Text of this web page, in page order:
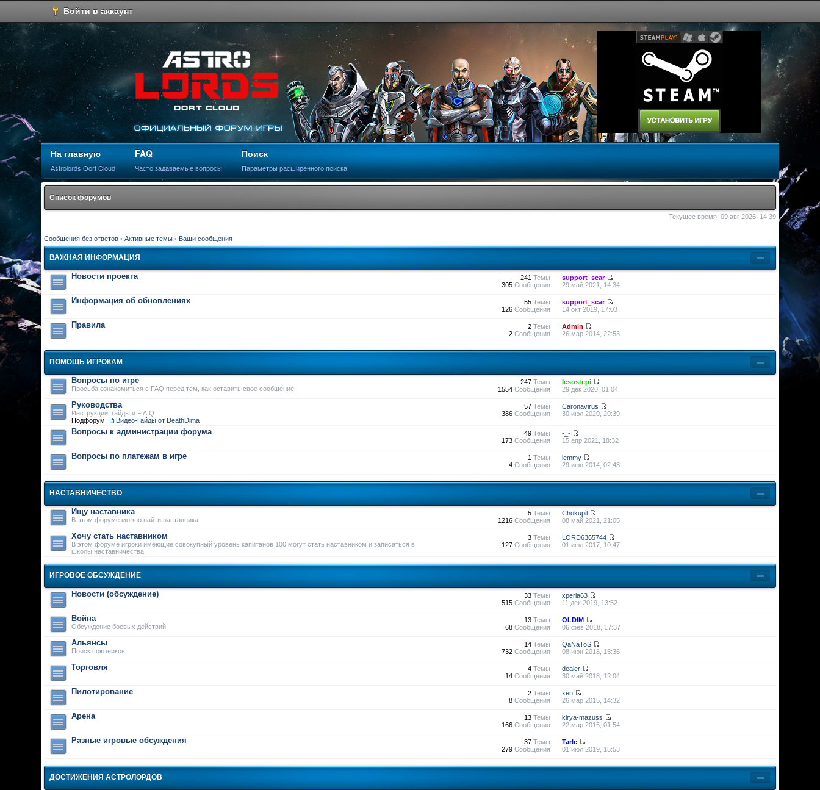
Войти в аккаунт
На главную
Astrolords Oort Cloud
FAQ
Часто задаваемые вопросы
Поиск
Параметры расширенного поиска
Список форумов
Текущее время: 09 авг 2026, 14:39
Сообщения без ответов •Активные темы • Ваши сообщения
ВАЖНАЯ ИНФОРМАЦИЯ
Новости проекта 241 Темы
305Сообщения
support_scar
29 май 2021, 14:34
Информация об обновлениях 55Темы
126Сообщения
support_scar
14 окт 2019, 17:03
Правила 2Темы
2Сообщения
Admin
26 мар 2014, 22:53
ПОМОЩЬ ИГРОКАМ
Вопросы по игре
Просьба ознакомиться с FAQ перед тем, как оставить свое сообщение.
247Темы
1554Сообщения
lesostepi
29 дек 2020, 01:04
Руководства
Инструкции, гайды и F.A.Q.
Подфорум:
Видео-Гайды от DeathDima
57Темы
386Сообщения
Caronavirus
30 июл 2020, 20:39
Вопросы к администрации форума 49Темы
173Сообщения
-_-
15 апр 2021, 18:32
Вопросы по платежам в игре 1 Темы
4Сообщения
lemmy
29 июн 2014, 02:43
НАСТАВНИЧЕСТВО
Ищу наставника
В этом форуме можно найти наставника
5Темы
1216Сообщения
Chokupil
08 май 2021, 21:05
Хочу стать наставником
В этом форуме игроки имеющие совокупный уровень капитанов 100 могут стать наставником и записаться в
школы наставничества
3Темы
127Сообщения
LORD6365744
01 июл 2017, 10:47
ИГРОВОЕ ОБСУЖДЕНИЕ
Новости (обсуждение) 33Темы
515Сообщения
xperia63
11 дек 2019, 13:52
Война
Обсуждение боевых действий
13Темы
68Сообщения
OLDIM
06 фев 2018, 17:37
Альянсы
Поиск союзников
14Темы
732Сообщения
QaNaToS
08 июн 2018, 15:36
Торговля 4Темы
14Сообщения
dealer
30 май 2018, 12:04
Пилотирование 2Темы
8Сообщения
xen
26 мар 2015, 14:32
Арена 13Темы
166Сообщения
kirya-mazuss
22 мар 2016, 01:54
Разные игровые обсуждения 37Темы
279Сообщения
Tarle
01 июл 2019, 15:53
ДОСТИЖЕНИЯ АСТРОЛОРДОВ